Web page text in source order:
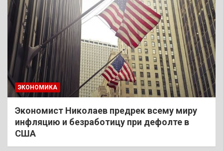
ЭКОНОМИКА
Экономист Николаев предрек всему миру
инфляцию и безработицу при дефолте в
США